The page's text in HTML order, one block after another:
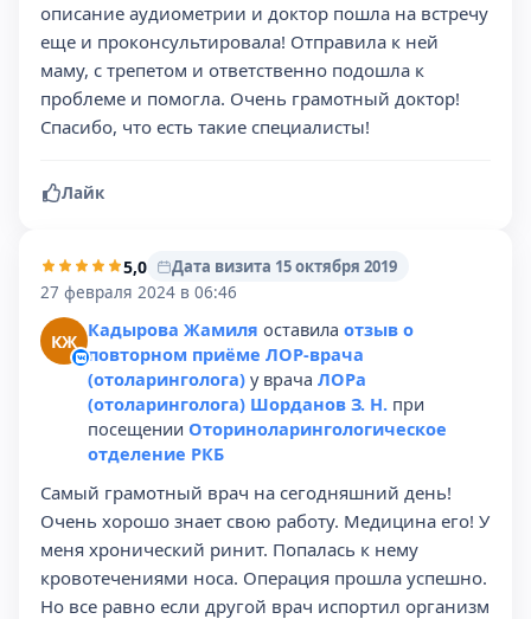
описание аудиометрии и доктор пошла на встречу
еще и проконсультировала! Отправила к ней
маму, с трепетом и ответственно подошла к
проблеме и помогла. Очень грамотный доктор!
Спасибо, что есть такие специалисты!
Лайк
5,0
Дата визита 15 октября 2019
27 февраля 2024 в 06:46
КЖ Кадырова Жамиля оставила отзыв о
повторном приёме ЛОР-врача
(отоларинголога) у врача ЛОРа
(отоларинголога) Шорданов З. Н. при
посещении Оториноларингологическое
отделение РКБ
Самый грамотный врач на сегодняшний день!
Очень хорошо знает свою работу. Медицина его! У
меня хронический ринит. Попалась к нему
кровотечениями носа. Операция прошла успешно.
Но все равно если другой врач испортил организм